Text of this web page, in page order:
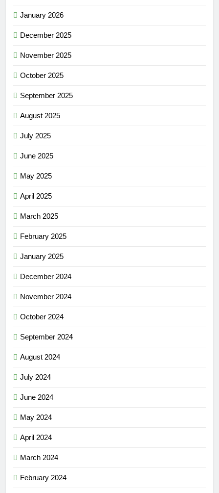
January 2026
December 2025
November 2025
October 2025
September 2025
August 2025
July 2025
June 2025
May 2025
April 2025
March 2025
February 2025
January 2025
December 2024
November 2024
October 2024
September 2024
August 2024
July 2024
June 2024
May 2024
April 2024
March 2024
February 2024